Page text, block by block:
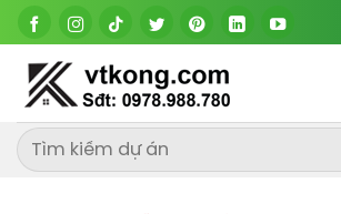
Chuyển
đến
dung